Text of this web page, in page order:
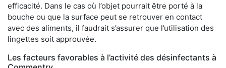
efficacité. Dans le cas où l’objet pourrait être porté à la
bouche ou que la surface peut se retrouver en contact
avec des aliments, il faudrait s’assurer que l’utilisation des
lingettes soit approuvée.
Les facteurs favorables à l’activité des désinfectants à